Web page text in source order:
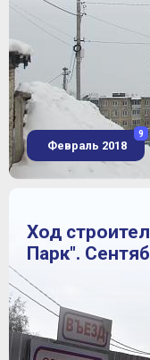
Февраль 2018
9
Ход
Парк".